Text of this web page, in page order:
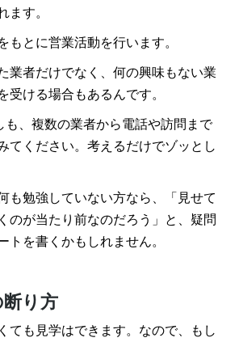
す。
もとに営業活動を行います。
業者だけでなく、何の興味もない業
受ける場合もあるんです。
、複数の業者から電話や訪問まで
てください。考えるだけでゾッとし
も勉強していない方なら、「見せて
のが当たり前なのだろう」と、疑問
トを書くかもしれません。
り方
ても見学はできます。なので、もし